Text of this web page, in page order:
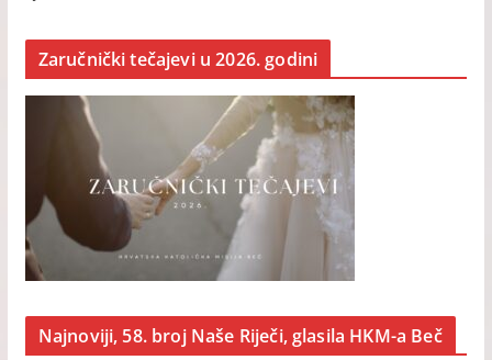
Zaručnički tečajevi u 2026. godini
Najnoviji, 58. broj Naše Riječi, glasila HKM-a Beč